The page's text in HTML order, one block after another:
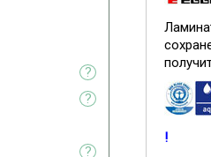
!
?
?
?